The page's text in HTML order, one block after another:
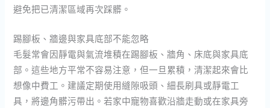
避免把已清潔區域再次踩髒。
踢腳板、牆邊與家具底部不能忽略
毛髮常會因靜電與氣流堆積在踢腳板、牆角、床底與家具底
部。這些地方平常不容易注意，但一旦累積，清潔起來會比
想像中費工。建議定期使用縫隙吸頭、細長刷具或靜電工
具，將邊角髒污帶出。若家中寵物喜歡沿牆走動或在家具旁